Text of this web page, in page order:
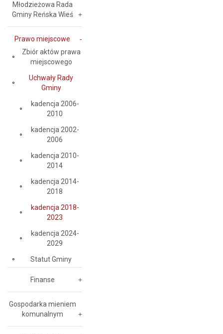
Młodzieżowa Rada
Gminy Reńska Wieś
Prawo miejscowe
Zbiór aktów prawa
miejscowego
Uchwały Rady
Gminy
kadencja 2006-
2010
kadencja 2002-
2006
kadencja 2010-
2014
kadencja 2014-
2018
kadencja 2018-
2023
kadencja 2024-
2029
Statut Gminy
Finanse
Gospodarka mieniem
komunalnym